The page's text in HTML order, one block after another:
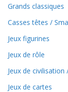
Grands classiques
Casses têtes /
Jeux figurines
Jeux de rôle
Jeux de civilisation
Jeux de cartes